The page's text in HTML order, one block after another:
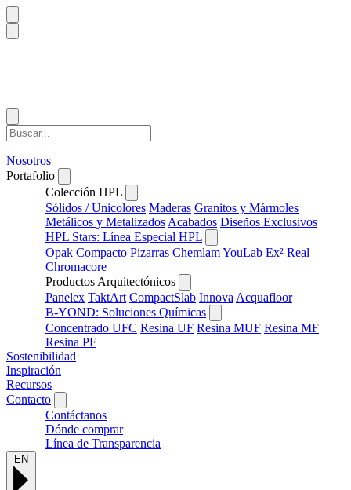
Nosotros
Portafolio
Colección HPL
Sólidos / Unicolores Maderas Granitos y Mármoles
Metálicos y Metalizados Acabados Diseños Exclusivos
HPL Stars: Línea Especial HPL
Opak Compacto Pizarras ChemlamYouLab Ex² Real
Chromacore
Productos Arquitectónicos
Panelex TaktArt CompactSlab Innova Acquafloor
B-YOND: Soluciones Químicas
Concentrado UFC Resina UF Resina MUF Resina MF
Resina PF
Sostenibilidad
Inspiración
Recursos
Contacto
Contáctanos
Dónde comprar
Línea de Transparencia
EN